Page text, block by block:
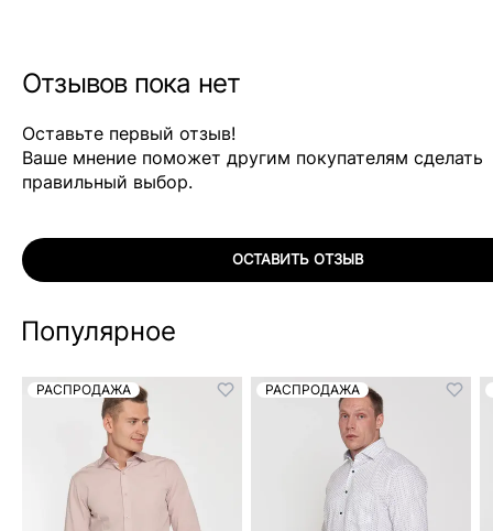
Отзывов пока нет
Оставьте первый отзыв!
Ваше мнение поможет другим покупателям сделать
правильный выбор.
ОСТАВИТЬ ОТЗЫВ
Популярное
РАСПРОДАЖА РАСПРОДАЖА